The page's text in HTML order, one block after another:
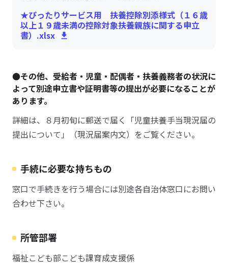
★ぴったりサービス用 扶養控除別添様式（１６歳
以上１９歳未満の控除対象扶養親族に関する申立
書）.xlsx
●その他、受給者・児童・配偶者・扶養義務者の状況に
よって別途申立書や証明書等の提出が必要になることが
あります。
詳細は、８月初旬に郵送で届く「児童扶養手当現況届の
提出について」（現況届案内文）をご覧ください。
手続に必要な持ちもの
窓口で手続きを行う場合には別途各自治体窓口にお問い
合わせ下さい。
所管部署
福祉こども部こども課育成支援係